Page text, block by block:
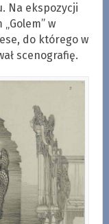
Na ekspozycji
w
do którego w
scenografię.